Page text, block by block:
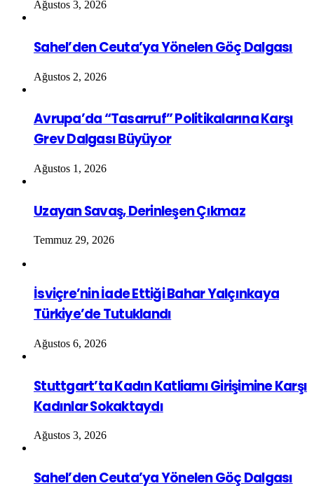
Ağustos 3, 2026
Sahel’den Ceuta’ya Yönelen Göç Dalgası
Ağustos 2, 2026
Avrupa’da “Tasarruf” Politikalarına Karşı
Grev Dalgası Büyüyor
Ağustos 1, 2026
Uzayan Savaş, Derinleşen Çıkmaz
Temmuz 29, 2026
İsviçre’nin İade Ettiği Bahar Yalçınkaya
Türkiye’de Tutuklandı
Ağustos 6, 2026
Stuttgart’ta Kadın Katliamı Girişimine Karşı
Kadınlar Sokaktaydı
Ağustos 3, 2026
Sahel’den Ceuta’ya Yönelen Göç Dalgası